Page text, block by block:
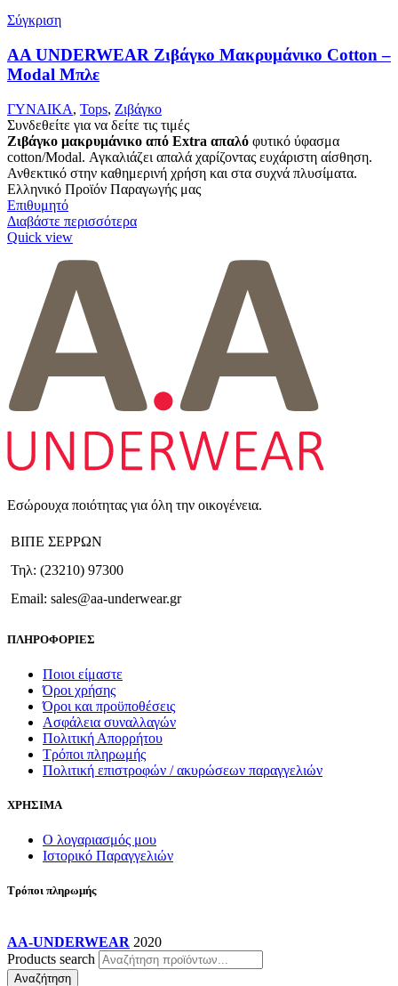
Σύγκριση
AA UNDERWEAR Ζιβάγκο Μακρυμάνικο Cotton –
Modal Μπλε
ΓΥΝΑΙΚΑ, Tops, Ζιβάγκο
Συνδεθείτε για να δείτε τις τιμές
Ζιβάγκο μακρυμάνικο από Extra απαλό φυτικό ύφασμα
cotton/Modal. Αγκαλιάζει απαλά χαρίζοντας ευχάριστη αίσθηση.
Ανθεκτικό στην καθημερινή χρήση και στα συχνά πλυσίματα.
Ελληνικό Προϊόν Παραγωγής μας
Επιθυμητό
Διαβάστε περισσότερα
Quick view
Εσώρουχα ποιότητας για όλη την οικογένεια.
ΒΙΠΕ ΣΕΡΡΩΝ
Τηλ: (23210) 97300
Email: sales@aa-underwear.gr
ΠΛΗΡΟΦΟΡΙΕΣ
Ποιοι είμαστε
Όροι χρήσης
Όροι και προϋποθέσεις
Ασφάλεια συναλλαγών
Πολιτική Απορρήτου
Τρόποι πληρωμής
Πολιτική επιστροφών / ακυρώσεων παραγγελιών
ΧΡΗΣΙΜΑ
Ο λογαριασμός μου
Ιστορικό Παραγγελιών
Τρόποι πληρωμής
AA-UNDERWEAR 2020
Products search
Αναζήτηση